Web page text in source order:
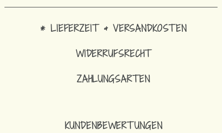
* LIEFERZEIT & VERSANDKOSTEN
WIDERRUFSRECHT
ZAHLUNGSARTEN
KUNDENBEWERTUNGEN